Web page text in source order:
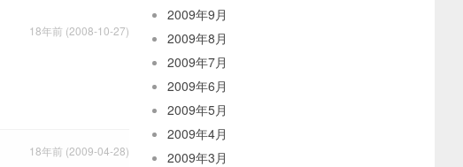
18年前 (2008-10-27)
18年前 (2009-04-28)
2009年9月
2009年8月
2009年7月
2009年6月
2009年5月
2009年4月
2009年3月